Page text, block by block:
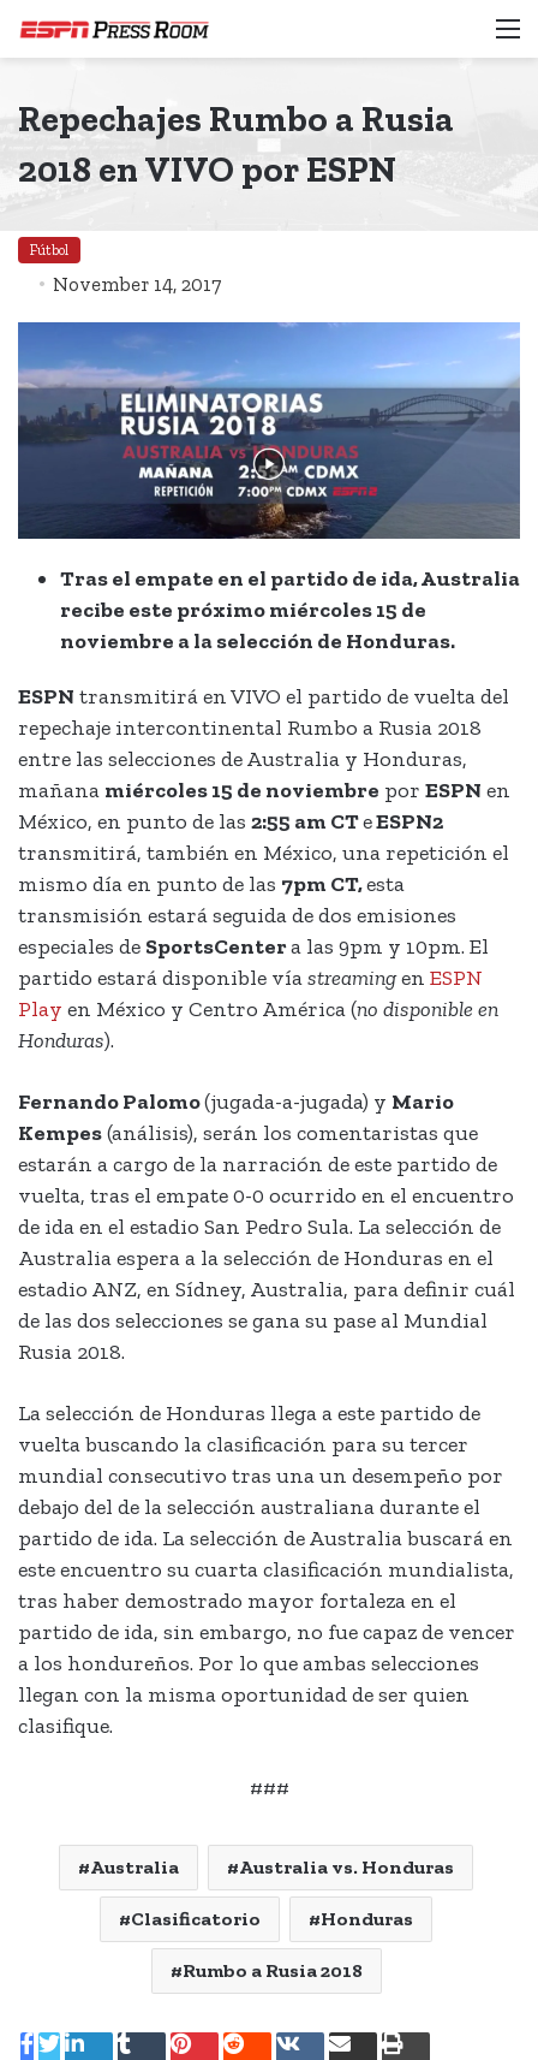
Repechajes Rumbo a Rusia
2018 en VIVO por ESPN
Fútbol
November 14, 2017
Tras el empate en el partido de ida, Australia
recibe este próximo miércoles 15 de
noviembre a la selección de Honduras.
ESPN transmitirá en VIVO el partido de vuelta del
repechaje intercontinental Rumbo a Rusia 2018
entre las selecciones de Australia y Honduras,
mañana miércoles 15 de noviembre por ESPN en
México, en punto de las 2:55 am CTeESPN2
transmitirá, también en México, una repetición el
mismo día en punto de las 7pm CT,esta
transmisión estará seguida de dos emisiones
especiales de SportsCentera las 9pm y 10pm. El
partido estará disponible víastreamingen ESPN
Play en México y Centro América (no disponible en
Honduras).
Fernando Palomo(jugada-a-jugada) y Mario
Kempes(análisis), serán los comentaristas que
estarán a cargo de la narración de este partido de
vuelta, tras el empate 0-0 ocurrido en el encuentro
de ida en el estadio San Pedro Sula. La selección de
Australia espera a la selección de Honduras en el
estadio ANZ, en Sídney, Australia, para definir cuál
de las dos selecciones se gana su pase al Mundial
Rusia 2018.
La selección de Honduras llega a este partido de
vuelta buscando la clasificación para su tercer
mundial consecutivo tras una un desempeño por
debajo del de la selección australiana durante el
partido de ida. La selección de Australia buscará en
este encuentro su cuarta clasificación mundialista,
tras haber demostrado mayor fortaleza en el
partido de ida, sin embargo, no fue capaz de vencer
a los hondureños. Por lo que ambas selecciones
llegan con la misma oportunidad de ser quien
clasifique.
###
Australia Australia vs. Honduras
Clasificatorio Honduras
Rumbo a Rusia 2018
LinkedIn
TumblrPinterestRedditVKontakte
SharePrint